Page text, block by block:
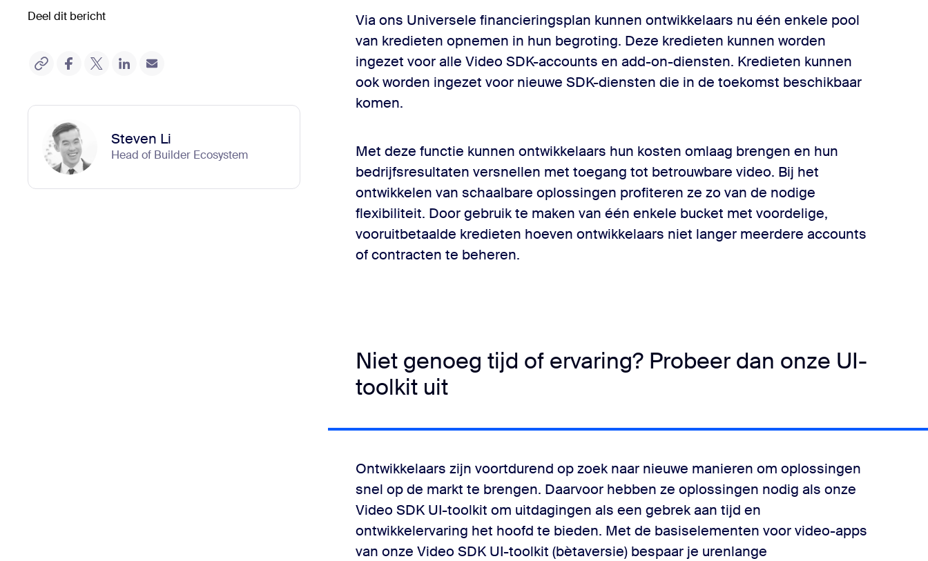
Deel dit bericht
Steven Li
Head of Builder Ecosystem
Via ons Universele financieringsplan kunnen ontwikkelaars nu één enkele pool
van kredieten opnemen in hun begroting. Deze kredieten kunnen worden
ingezet voor alle Video SDK-accounts en add-on-diensten. Kredieten kunnen
ook worden ingezet voor nieuwe SDK-diensten die in de toekomst beschikbaar
komen.
Met deze functie kunnen ontwikkelaars hun kosten omlaag brengen en hun
bedrijfsresultaten versnellen met toegang tot betrouwbare video. Bij het
ontwikkelen van schaalbare oplossingen profiteren ze zo van de nodige
flexibiliteit. Door gebruik te maken van één enkele bucket met voordelige,
vooruitbetaalde kredieten hoeven ontwikkelaars niet langer meerdere accounts
of contracten te beheren.
Niet genoeg tijd of ervaring? Probeer dan onze UI-
toolkit uit
Ontwikkelaars zijn voortdurend op zoek naar nieuwe manieren om oplossingen
snel op de markt te brengen. Daarvoor hebben ze oplossingen nodig als onze
Video SDK UI-toolkit om uitdagingen als een gebrek aan tijd en
ontwikkelervaring het hoofd te bieden. Met de basiselementen voor video-apps
van onze Video SDK UI-toolkit (bètaversie) bespaar je urenlange